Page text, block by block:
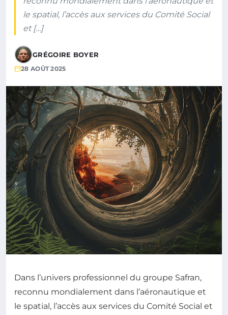
le spatial, l’accès aux services du Comité Social
et […]
GRÉGOIRE BOYER
28 AOÛT 2025
Dans l’univers professionnel du groupe Safran,
reconnu mondialement dans l’aéronautique et
le spatial, l’accès aux services du Comité Social et